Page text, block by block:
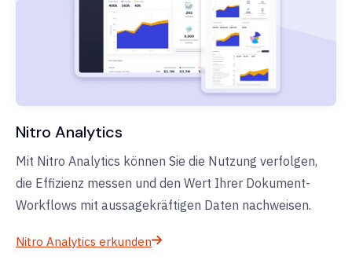
Nitro Analytics
Mit Nitro Analytics können Sie die Nutzung verfolgen,
die Effizienz messen und den Wert Ihrer Dokument-
Workflows mit aussagekräftigen Daten nachweisen.
Nitro Analytics erkunden